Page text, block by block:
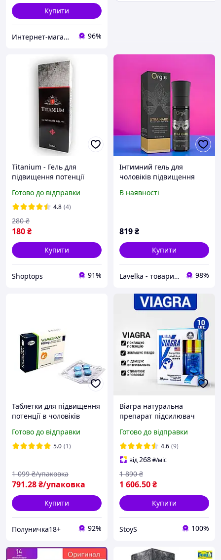
Купити
Интернет-магазин "hotdeal" 96%
Titanium - Гель для
підвищення потенції
Готово до відправки
4.8 (4)
180₴
280 ₴
Купити
Shoptops 91%
Інтимний гель для
чоловіків підвищення
для стояка Xtra Hard
В наявності
819₴
Купити
Lavelka - товари для задоволення 98%
Таблетки для підвищення
потенції в чоловіків
паковання, 4 таблетки)
Готово до відправки
5.0 (1)
791.28₴/упаковка
1 099 ₴/упаковка
Купити
Полуничка18+ 92%
Віагра натуральна
препарат підсилювач
збудник таблетки для
ерекції лібідо підвищення
сили 10 шт сексу
Готово до відправки
4.6 (9)
від268₴/міс
1 606.50₴
1 890 ₴
Купити
StoyS 100%